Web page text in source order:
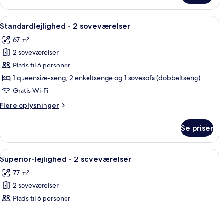
-
soveværelser
guests)
Indlæs
alle
billeder
af
Standardlejlighed
-
2
Gratis baby-/barnesenge, gratis Wi-
7
Standardlejlighed - 2 soveværelser
67 m²
2 soveværelser
Plads til 6 personer
1 queensize-seng, 2 enkeltsenge og 1 sovesofa (dobbeltseng)
Gratis Wi-Fi
Flere oplysninger
Flere
-
soveværelser
Se priser
Indlæs
alle
billeder
af
Superior-
Gratis baby-/barnesenge, gratis Wi-
10
Superior-lejlighed - 2 soveværelser
77 m²
2 soveværelser
Plads til 6 personer